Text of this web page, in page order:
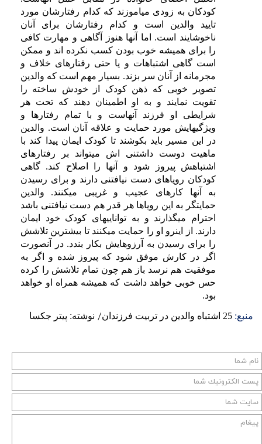
کودکان به زودی میاموزند که کدام رفتارشان مورد
تایید والدین است و کدام رفتارشان برای آنان
ناخوشایند است. اما آنها هنوز آگاهی و مهارت کافی
را برای همیشه خوب بودن کسب نکرده اند و ممکن
است گاهی اشتباهات و یا حتی رفتارهای خلاف و
مجرمانه از آنان سر بزند. بسیار مهم است که والدین
تصویر خوبی که ذهن کودک از خودش ساخته را
تقویت نمایند و به او اطمینان دهند که تحت هر
شرایطی او فرزند آنهاست و با تمام رفتارها و
ویژگیهایش مورد حمایت و علاقه آنان است. والدین
در این مسیر باید بکوشند تا کودک ایمان پیدا کند با
ماهیت دوست داشتنی اش میتواند بر رفتارهای
اشتباهش پیروز شود و آنها را اصلاح کند. گاهی
کودکان رویاهای دست نیافتنی دارند و برای رسیدن
به آنها کارهای عجیب و غریبی میکنند. والدین
حمایتگر به این رویاها هر قدر هم دست نیافتنی باشد
احترام میگذارند و به تواناییهای کودک خود ایمان
دارند. از اینرو او را حمایت میکنند تا بیشترین تلاشش
را برای رسیدن به آرزوهایش بکار بندد. در آنصورت
اگر در کارش موفق شود که پیروز شده و اگر به
موفقیت هم نرسد باز هم چون تمام تلاشش را کرده
حس خوبی خواهد داشت که همیشه همراه او خواهد
بود.
منبع: / نوشته: پیتر جکسا